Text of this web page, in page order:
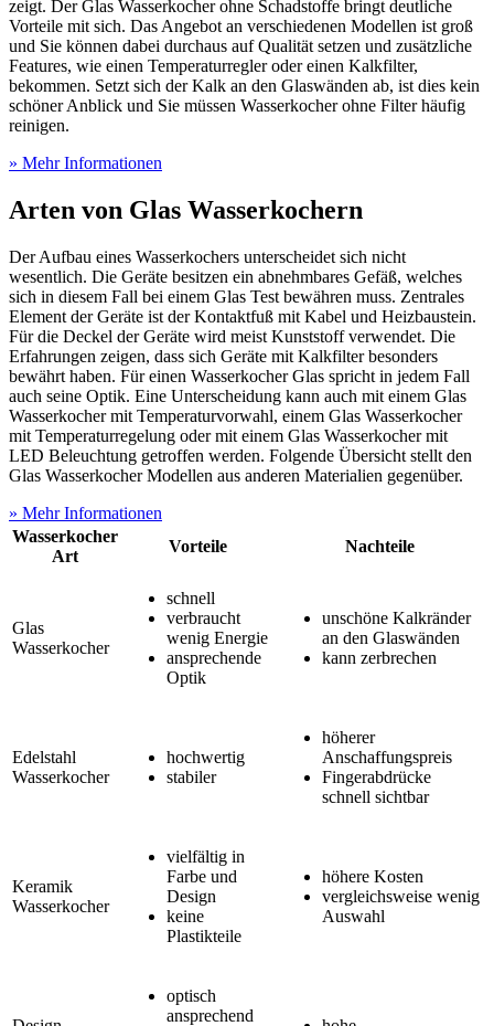
zeigt. Der Glas Wasserkocher ohne Schadstoffe bringt deutliche
Vorteile mit sich. Das Angebot an verschiedenen Modellen ist groß
und Sie können dabei durchaus auf Qualität setzen und zusätzliche
Features, wie einen Temperaturregler oder einen Kalkfilter,
bekommen. Setzt sich der Kalk an den Glaswänden ab, ist dies kein
schöner Anblick und Sie müssen Wasserkocher ohne Filter häufig
reinigen.
» Mehr Informationen
Arten von Glas Wasserkochern
Der Aufbau eines Wasserkochers unterscheidet sich nicht
wesentlich. Die Geräte besitzen ein abnehmbares Gefäß, welches
sich in diesem Fall bei einem Glas Test bewähren muss. Zentrales
Element der Geräte ist der Kontaktfuß mit Kabel und Heizbaustein.
Für die Deckel der Geräte wird meist Kunststoff verwendet. Die
Erfahrungen zeigen, dass sich Geräte mit Kalkfilter besonders
bewährt haben. Für einen Wasserkocher Glas spricht in jedem Fall
auch seine Optik. Eine Unterscheidung kann auch mit einem Glas
Wasserkocher mit Temperaturvorwahl, einem Glas Wasserkocher
mit Temperaturregelung oder mit einem Glas Wasserkocher mit
LED Beleuchtung getroffen werden. Folgende Übersicht stellt den
Glas Wasserkocher Modellen aus anderen Materialien gegenüber.
» Mehr Informationen
Wasserkocher
Art
Vorteile Nachteile
Glas
Wasserkocher
schnell
verbraucht
wenig Energie
ansprechende
Optik
unschöne Kalkränder
an den Glaswänden
kann zerbrechen
Edelstahl
Wasserkocher
hochwertig
stabiler
höherer
Anschaffungspreis
Fingerabdrücke
schnell sichtbar
Keramik
Wasserkocher
vielfältig in
Farbe und
Design
keine
Plastikteile
höhere Kosten
vergleichsweise wenig
Auswahl
optisch
ansprechend